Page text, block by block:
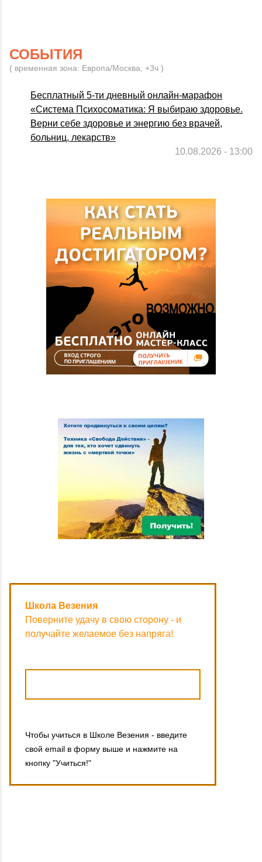
СОБЫТИЯ
( временная зона: Европа/Москва, +3ч )
Бесплатный 5-ти дневный онлайн-марафон
«Система Психосоматика: Я выбираю здоровье.
Верни себе здоровье и энергию без врачей,
больниц, лекарств»
10.08.2026 - 13:00
Школа Везения
Поверните удачу в свою сторону - и
получайте желаемое без напряга!
Чтобы учиться в Школе Везения - введите
свой email в форму выше и нажмите на
кнопку "Учиться!"